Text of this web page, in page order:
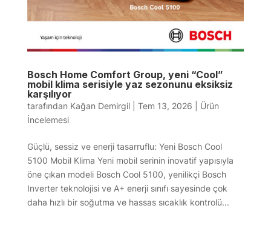
Bosch Home Comfort Group, yeni “Cool”
mobil klima serisiyle yaz sezonunu eksiksiz
karşılıyor
tarafından Kağan Demirgil| Tem 13, 2026
Ürün
İncelemesi
Güçlü, sessiz ve enerji tasarruflu: Yeni Bosch Cool
5100 Mobil Klima Yeni mobil serinin inovatif yapısıyla
öne çıkan modeli Bosch Cool 5100, yenilikçi Bosch
Inverter teknolojisi ve A+ enerji sınıfı sayesinde çok
daha hızlı bir soğutma ve hassas sıcaklık kontrolü...